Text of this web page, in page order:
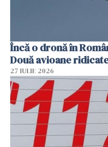
Încă o dronă în
Două avioane
27 IULIE 2026